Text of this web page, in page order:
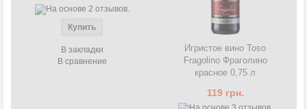
В закладки
В сравнение
Игристое вино Toso
Fragolino Фраголино
красное 0,75 л
119 грн.